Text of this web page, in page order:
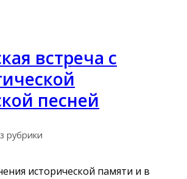
встреча с
песней
рубрики
исторической памяти и в